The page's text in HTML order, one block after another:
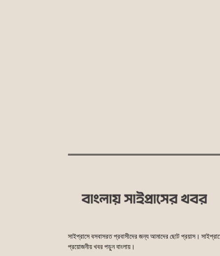
সাইপ্রাসে বসবাসরত প্রবাসীদের জন্য আমাদের ছোট প্রয়াস।
প্রয়োজনীয় খবর পড়ুন বাংলায়।